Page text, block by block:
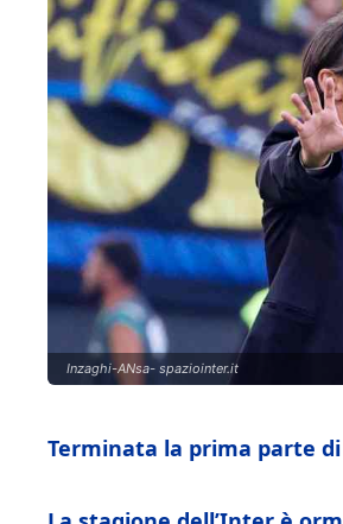
Inzaghi-ANsa- spaziointer.it
Terminata la prima parte